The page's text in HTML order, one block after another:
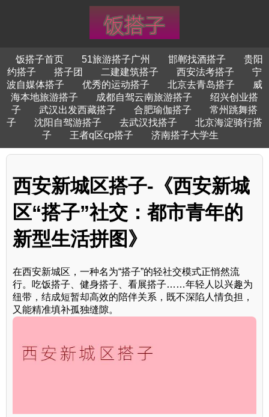
饭搭子首页 51旅游搭子广州 邯郸找酒搭子
贵阳
约搭子
搭子团 二建建筑搭子 西安法考搭子
宁
波自媒体搭子
优秀的运动搭子 北京去青岛搭子
威
海本地旅游搭子
成都自驾云南旅游搭子
绍兴创业搭
子
武汉出发西藏搭子 合肥瑜伽搭子
常州跳舞搭
子
沈阳自驾游搭子 去武汉找搭子
北京海淀骑行搭
子
王者q区cp搭子 济南搭子大学生
西安新城区搭子-《西安新城
区“搭子”社交：都市青年的
新型生活拼图》
在西安新城区，一种名为“搭子”的轻社交模式正悄然流
行。吃饭搭子、健身搭子、看展搭子……年轻人以兴趣为
纽带，结成短暂却高效的陪伴关系，既不深陷人情负担，
又能精准填补孤独缝隙。